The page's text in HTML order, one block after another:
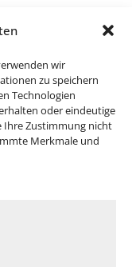
wir
zu speichern
Technologien
oder eindeutige
Ihre Zustimmung nicht
Merkmale und